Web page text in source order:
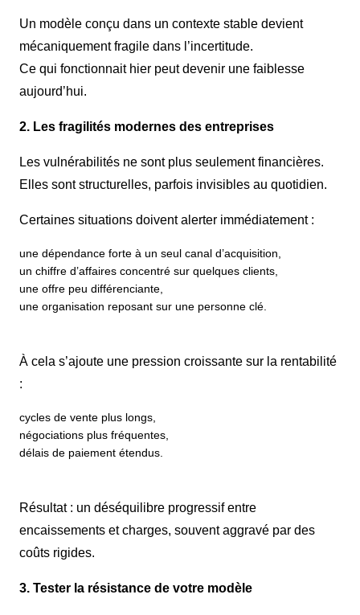
Un modèle conçu dans un contexte stable devient
mécaniquement fragile dans l’incertitude.
Ce qui fonctionnait hier peut devenir une faiblesse
aujourd’hui.
2. Les fragilités modernes des entreprises
Les vulnérabilités ne sont plus seulement financières.
Elles sont structurelles, parfois invisibles au quotidien.
Certaines situations doivent alerter immédiatement :
une dépendance forte à un seul canal d’acquisition,
un chiffre d’affaires concentré sur quelques clients,
une offre peu différenciante,
une organisation reposant sur une personne clé.
À cela s’ajoute une pression croissante sur la rentabilité
:
cycles de vente plus longs,
négociations plus fréquentes,
délais de paiement étendus.
Résultat : un déséquilibre progressif entre
encaissements et charges, souvent aggravé par des
coûts rigides.
3. Tester la résistance de votre modèle